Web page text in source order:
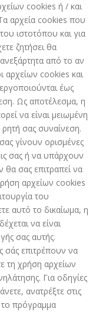
cookies ή / και
αρχεία cookies που
ιστοτόπου και για
ζητήσει θα
από το αν
αρχείων cookies και
έως
Ως αποτέλεσμα, η
να είναι μειωμένη
σας συναίνεση.
γίνουν ορισμένες
σας ή να υπάρχουν
σας επιτραπεί να
αρχείων cookies
του
αυτό το δικαίωμα, η
να είναι
σας αυτής.
σάς επιτρέπουν να
τη χρήση αρχείων
Για οδηγίες
ανατρέξτε στις
πρόγραμμα